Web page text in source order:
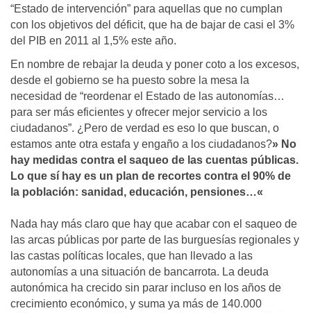
“Estado de intervención” para aquellas que no cumplan
con los objetivos del déficit, que ha de bajar de casi el 3%
del PIB en 2011 al 1,5% este año.
En nombre de rebajar la deuda y poner coto a los excesos,
desde el gobierno se ha puesto sobre la mesa la
necesidad de “reordenar el Estado de las autonomías…
para ser más eficientes y ofrecer mejor servicio a los
ciudadanos”. ¿Pero de verdad es eso lo que buscan, o
estamos ante otra estafa y engaño a los ciudadanos?» No
hay medidas contra el saqueo de las cuentas públicas.
Lo que sí hay es un plan de recortes contra el 90% de
la población: sanidad, educación, pensiones…«
Nada hay más claro que hay que acabar con el saqueo de
las arcas públicas por parte de las burguesías regionales y
las castas políticas locales, que han llevado a las
autonomías a una situación de bancarrota. La deuda
autonómica ha crecido sin parar incluso en los años de
crecimiento económico, y suma ya más de 140.000